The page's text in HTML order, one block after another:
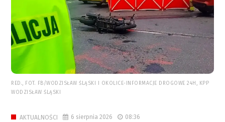
RED., FOT. FB/WODZISŁAW ŚLĄSKI I OKOLICE-INFORMACJE DROGOWE 24H, KPP
WODZISŁAW ŚLĄSKI
AKTUALNOŚCI 6 sierpnia 2026 08:36